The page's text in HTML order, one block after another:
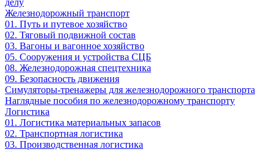
делу
Железнодорожный транспорт
01. Путь и путевое хозяйство
02. Тяговый подвижной состав
03. Вагоны и вагонное хозяйство
05. Сооружения и устройства СЦБ
08. Железнодорожная спецтехника
09. Безопасность движения
Симуляторы-тренажеры для железнодорожного транспорта
Наглядные пособия по железнодорожному транспорту
Логистика
01. Логистика материальных запасов
02. Транспортная логистика
03. Производственная логистика